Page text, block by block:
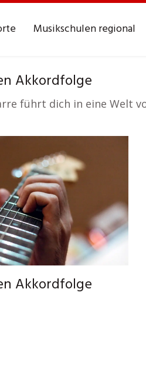
Musikschulen regional
Akkordfolge
führt dich in eine Welt
Akkordfolge